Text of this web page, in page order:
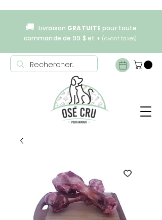
🚚 Livraison GRATUITE pour toute
commande de 99 $ et + (avant taxes)